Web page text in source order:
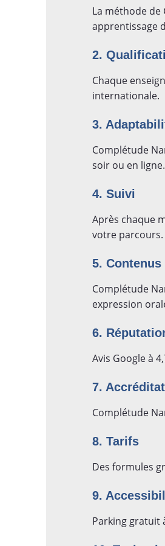
La méthode
apprentissage
2.
Chaque
internationale.
3.
Complétude
soir ou en ligne.
4. Suivi
Après chaque
votre parcours.
5. Contenus
Complétude
expression
6.
Avis Google à
7.
Complétude
8. Tarifs
Des formules
9.
Parking gratuit